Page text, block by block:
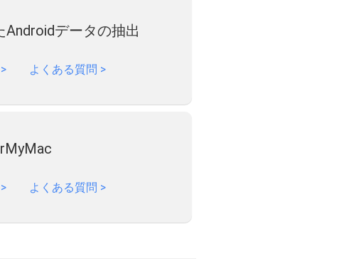
Androidデータの抽出
> よくある質問 >
> よくある質問 >